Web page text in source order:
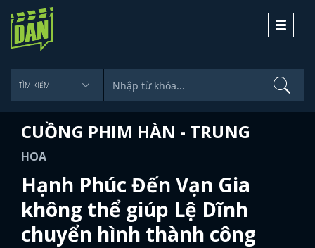
Toggle
CUỒNG PHIM HÀN - TRUNG
HOA
Hạnh Phúc Đến Vạn Gia
không thể giúp Lệ Dĩnh
chuyển hình thành công